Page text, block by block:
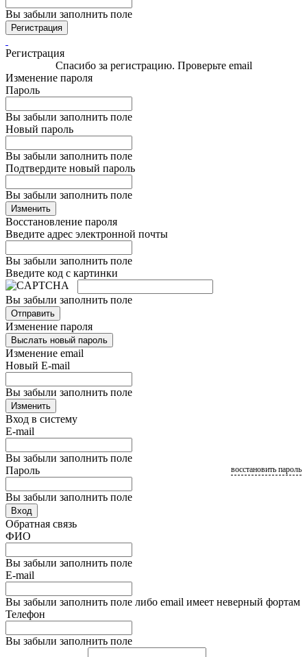
Вы забыли заполнить поле
Регистрация
Регистрация
Спасибо за регистрацию. Проверьте email
Изменение пароля
Пароль
Вы забыли заполнить поле
Новый пароль
Вы забыли заполнить поле
Подтвердите новый пароль
Вы забыли заполнить поле
Изменить
Восстановление пароля
Введите адрес электронной почты
Вы забыли заполнить поле
Введите код с картинки
Вы забыли заполнить поле
Отправить
Изменение пароля
Выслать новый пароль
Изменение email
Новый E-mail
Вы забыли заполнить поле
Изменить
Вход в систему
E-mail
Вы забыли заполнить поле
Пароль
Вы забыли заполнить поле
восстановить пароль
Вход
Обратная связь
ФИО
Вы забыли заполнить поле
E-mail
Вы забыли заполнить поле либо email имеет неверный фортам
Телефон
Вы забыли заполнить поле